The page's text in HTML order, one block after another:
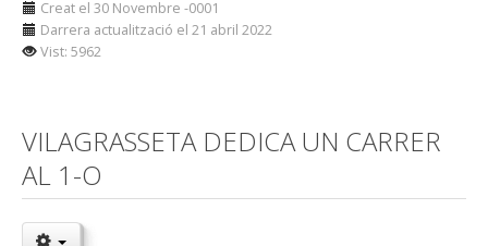
Creat el 30 Novembre -0001
Darrera actualització el 21 abril 2022
Vist: 5962
VILAGRASSETA DEDICA UN CARRER
AL 1-O